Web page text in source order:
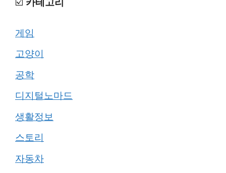
☑️ 카테고리
게임
고양이
공학
디지털노마드
생활정보
스토리
자동차